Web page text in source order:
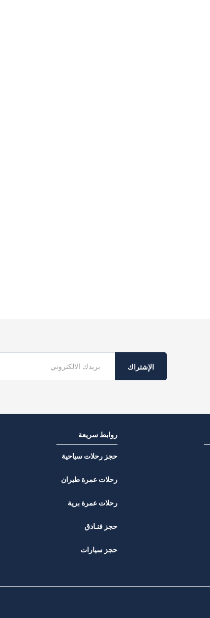
الإشتراك
روابط سريعة
حجز رحلات سياحية
رحلات عمرة طيران
رحلات عمرة برية
حجز فنـادق
حجز سيارات